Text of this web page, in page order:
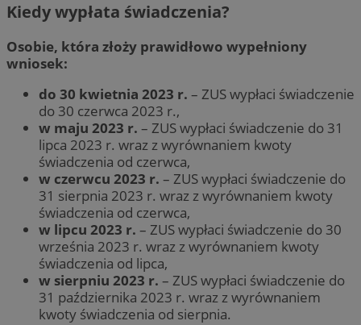
Kiedy wypłata świadczenia?
Osobie, która złoży prawidłowo wypełniony
wniosek:
do 30 kwietnia 2023 r. – ZUS wypłaci świadczenie
do 30 czerwca 2023 r.,
w maju 2023 r. – ZUS wypłaci świadczenie do 31
lipca 2023 r. wraz z wyrównaniem kwoty
świadczenia od czerwca,
w czerwcu 2023 r. – ZUS wypłaci świadczenie do
31 sierpnia 2023 r. wraz z wyrównaniem kwoty
świadczenia od czerwca,
w lipcu 2023 r. – ZUS wypłaci świadczenie do 30
września 2023 r. wraz z wyrównaniem kwoty
świadczenia od lipca,
w sierpniu 2023 r. – ZUS wypłaci świadczenie do
31 października 2023 r. wraz z wyrównaniem
kwoty świadczenia od sierpnia.